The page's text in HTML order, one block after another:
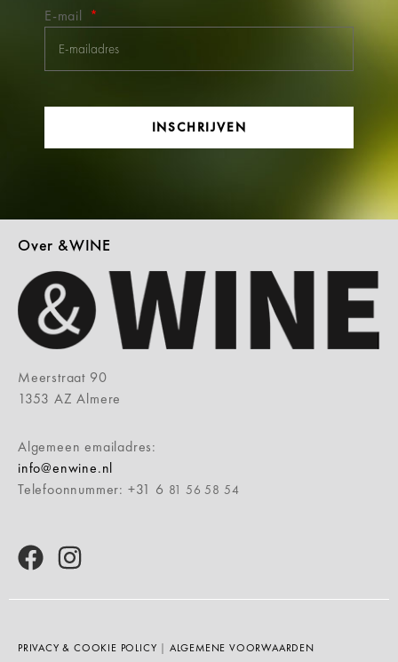
E-mail
INSCHRIJVEN
Over &WINE
Meerstraat 90
1353 AZ Almere
Algemeen emailadres:
info@enwine.nl
Telefoonnummer: +31 6 81 56 58 54
PRIVACY & COOKIE POLICY | ALGEMENE VOORWAARDEN